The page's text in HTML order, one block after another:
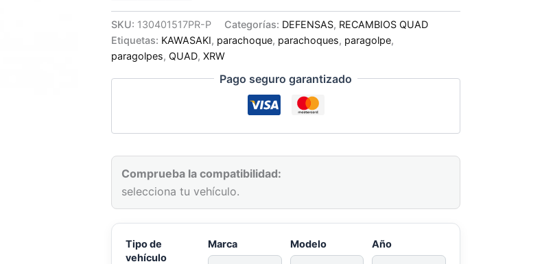
COLOR
PHD
AMARILLO
cantidad
SKU: 130401517PR-P Categorías: DEFENSAS, RECAMBIOS QUAD
Etiquetas: KAWASAKI, parachoque, parachoques, paragolpe,
paragolpes,QUAD,XRW
Pago seguro garantizado
Comprueba la compatibilidad:
selecciona tu vehículo.
Tipo de
vehículo
Marca Modelo Año